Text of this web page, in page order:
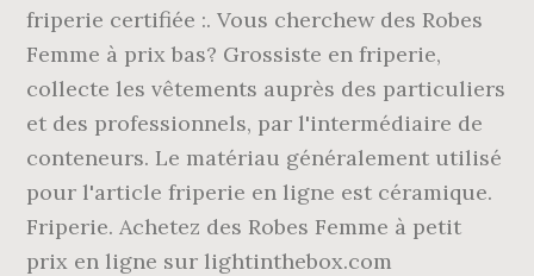
friperie certifiée :. Vous cherchew des Robes
Femme à prix bas? Grossiste en friperie,
collecte les vêtements auprès des particuliers
et des professionnels, par l'intermédiaire de
conteneurs. Le matériau généralement utilisé
pour l'article friperie en ligne est céramique.
Friperie. Achetez des Robes Femme à petit
prix en ligne sur lightinthebox.com